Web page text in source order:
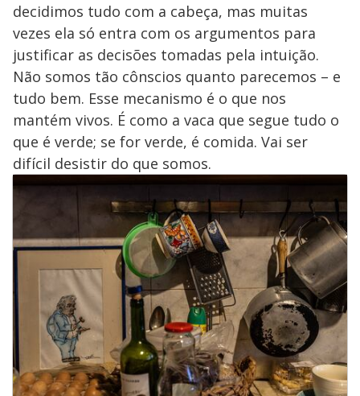
decidimos tudo com a cabeça, mas muitas
vezes ela só entra com os argumentos para
justificar as decisões tomadas pela intuição.
Não somos tão cônscios quanto parecemos – e
tudo bem. Esse mecanismo é o que nos
mantém vivos. É como a vaca que segue tudo o
que é verde; se for verde, é comida. Vai ser
difícil desistir do que somos.